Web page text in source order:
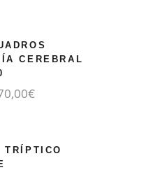
CEREBRAL
€
TRÍPTICO